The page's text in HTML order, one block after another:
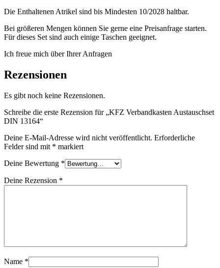
Die Enthaltenen Atrikel sind bis Mindesten 10/2028 haltbar.
Bei größeren Mengen können Sie gerne eine Preisanfrage starten.
Für dieses Set sind auch einige Taschen geeignet.
Ich freue mich über Ihrer Anfragen
Rezensionen
Es gibt noch keine Rezensionen.
Schreibe die erste Rezension für „KFZ Verbandkasten Austauschset
DIN 13164“
Deine E-Mail-Adresse wird nicht veröffentlicht. Erforderliche
Felder sind mit * markiert
Deine Bewertung *
Deine Rezension *
Name *